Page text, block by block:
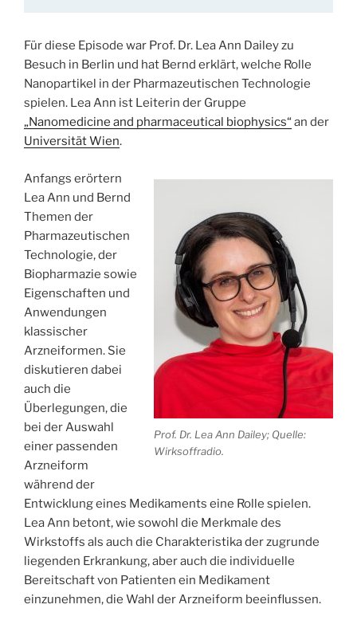
Für diese Episode war Prof. Dr. Lea Ann Dailey zu
Besuch in Berlin und hat Bernd erklärt, welche Rolle
Nanopartikel in der Pharmazeutischen Technologie
spielen. Lea Ann ist Leiterin der Gruppe
„Nanomedicine and pharmaceutical biophysics“ an der
Universität Wien.
Prof. Dr. Lea Ann Dailey; Quelle:
Wirksoffradio.
Anfangs erörtern
Lea Ann und Bernd
Themen der
Pharmazeutischen
Technologie, der
Biopharmazie sowie
Eigenschaften und
Anwendungen
klassischer
Arzneiformen. Sie
diskutieren dabei
auch die
Überlegungen, die
bei der Auswahl
einer passenden
Arzneiform
während der
Entwicklung eines Medikaments eine Rolle spielen.
Lea Ann betont, wie sowohl die Merkmale des
Wirkstoffs als auch die Charakteristika der zugrunde
liegenden Erkrankung, aber auch die individuelle
Bereitschaft von Patienten ein Medikament
einzunehmen, die Wahl der Arzneiform beeinflussen.